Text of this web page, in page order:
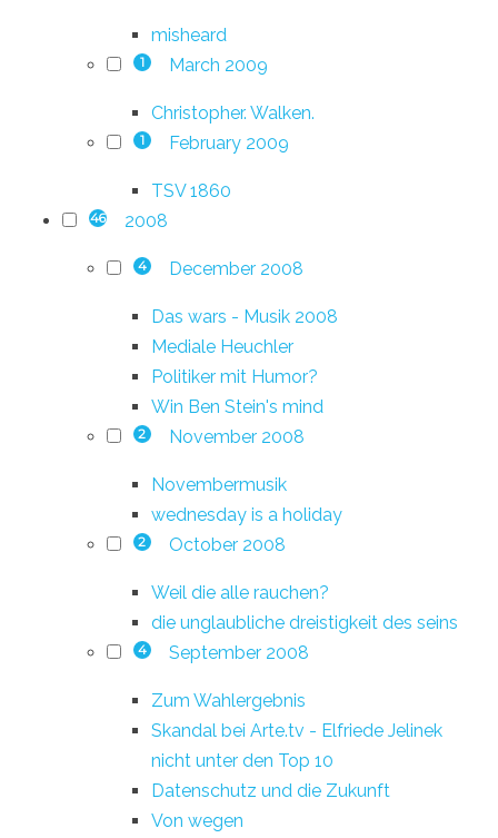
misheard
1 March 2009
Christopher. Walken.
1 February 2009
TSV 1860
46 2008
4 December 2008
Das wars - Musik 2008
Mediale Heuchler
Politiker mit Humor?
Win Ben Stein's mind
2 November 2008
Novembermusik
wednesday is a holiday
2 October 2008
Weil die alle rauchen?
die unglaubliche dreistigkeit des seins
4 September 2008
Zum Wahlergebnis
Skandal bei Arte.tv - Elfriede Jelinek
nicht unter den Top 10
Datenschutz und die Zukunft
Von wegen